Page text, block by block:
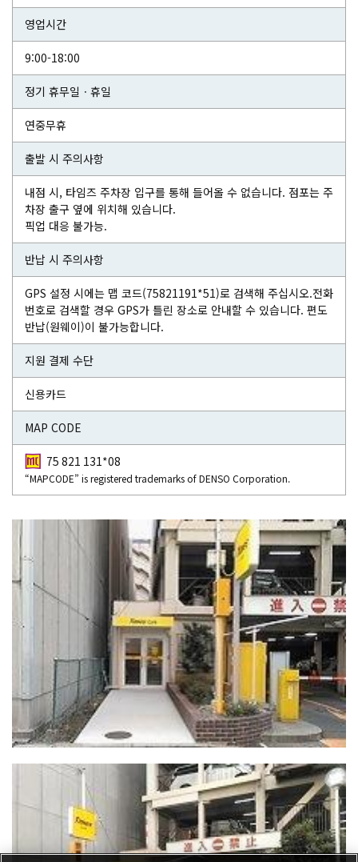
영업시간
9:00-18:00
정기 휴무일ㆍ휴일
연중무휴
출발 시 주의사항
내점 시, 타임즈 주차장 입구를 통해 들어올 수 없습니다. 점포는 주
차장 출구 옆에 위치해 있습니다.
픽업 대응 불가능.
반납 시 주의사항
GPS 설정 시에는 맵 코드(75821191*51)로 검색해 주십시오.전화
번호로 검색할 경우 GPS가 틀린 장소로 안내할 수 있습니다. 편도
반납(원웨이)이 불가능합니다.
지원 결제 수단
신용카드
MAP CODE
75 821 131*08
“MAPCODE” is registered trademarks of DENSO Corporation.